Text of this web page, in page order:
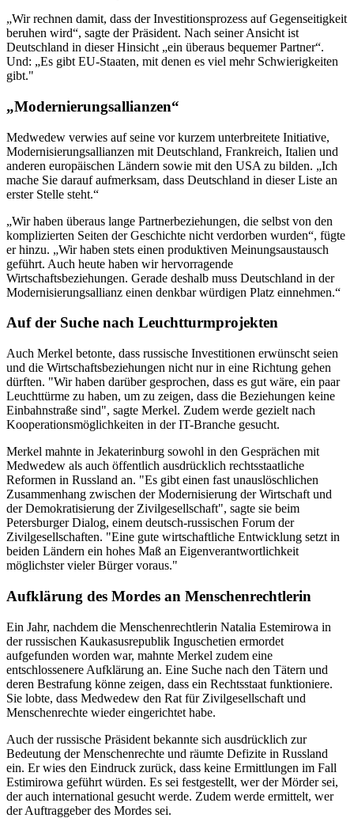
„Wir rechnen damit, dass der Investitionsprozess auf Gegenseitigkeit
beruhen wird“, sagte der Präsident. Nach seiner Ansicht ist
Deutschland in dieser Hinsicht „ein überaus bequemer Partner“.
Und: „Es gibt EU-Staaten, mit denen es viel mehr Schwierigkeiten
gibt."
„Modernierungsallianzen“
Medwedew verwies auf seine vor kurzem unterbreitete Initiative,
Modernisierungsallianzen mit Deutschland, Frankreich, Italien und
anderen europäischen Ländern sowie mit den USA zu bilden. „Ich
mache Sie darauf aufmerksam, dass Deutschland in dieser Liste an
erster Stelle steht.“
„Wir haben überaus lange Partnerbeziehungen, die selbst von den
komplizierten Seiten der Geschichte nicht verdorben wurden“, fügte
er hinzu. „Wir haben stets einen produktiven Meinungsaustausch
geführt. Auch heute haben wir hervorragende
Wirtschaftsbeziehungen. Gerade deshalb muss Deutschland in der
Modernisierungsallianz einen denkbar würdigen Platz einnehmen.“
Auf der Suche nach Leuchtturmprojekten
Auch Merkel betonte, dass russische Investitionen erwünscht seien
und die Wirtschaftsbeziehungen nicht nur in eine Richtung gehen
dürften. "Wir haben darüber gesprochen, dass es gut wäre, ein paar
Leuchttürme zu haben, um zu zeigen, dass die Beziehungen keine
Einbahnstraße sind", sagte Merkel. Zudem werde gezielt nach
Kooperationsmöglichkeiten in der IT-Branche gesucht.
Merkel mahnte in Jekaterinburg sowohl in den Gesprächen mit
Medwedew als auch öffentlich ausdrücklich rechtsstaatliche
Reformen in Russland an. "Es gibt einen fast unauslöschlichen
Zusammenhang zwischen der Modernisierung der Wirtschaft und
der Demokratisierung der Zivilgesellschaft", sagte sie beim
Petersburger Dialog, einem deutsch-russischen Forum der
Zivilgesellschaften. "Eine gute wirtschaftliche Entwicklung setzt in
beiden Ländern ein hohes Maß an Eigenverantwortlichkeit
möglichster vieler Bürger voraus."
Aufklärung des Mordes an Menschenrechtlerin
Ein Jahr, nachdem die Menschenrechtlerin Natalia Estemirowa in
der russischen Kaukasusrepublik Inguschetien ermordet
aufgefunden worden war, mahnte Merkel zudem eine
entschlossenere Aufklärung an. Eine Suche nach den Tätern und
deren Bestrafung könne zeigen, dass ein Rechtsstaat funktioniere.
Sie lobte, dass Medwedew den Rat für Zivilgesellschaft und
Menschenrechte wieder eingerichtet habe.
Auch der russische Präsident bekannte sich ausdrücklich zur
Bedeutung der Menschenrechte und räumte Defizite in Russland
ein. Er wies den Eindruck zurück, dass keine Ermittlungen im Fall
Estimirowa geführt würden. Es sei festgestellt, wer der Mörder sei,
der auch international gesucht werde. Zudem werde ermittelt, wer
der Auftraggeber des Mordes sei.